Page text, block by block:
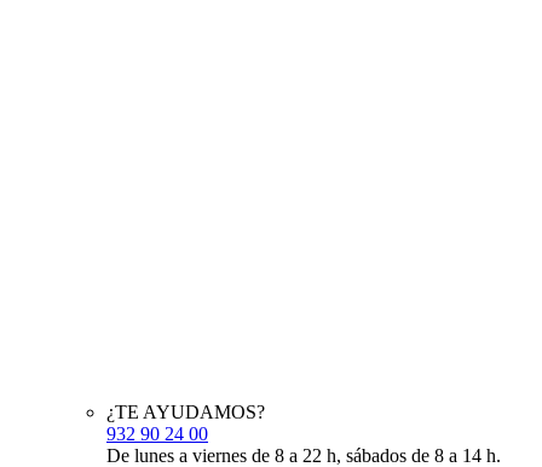
¿TE AYUDAMOS?
932 90 24 00
De lunes a viernes de 8 a 22 h, sábados de 8 a 14 h.